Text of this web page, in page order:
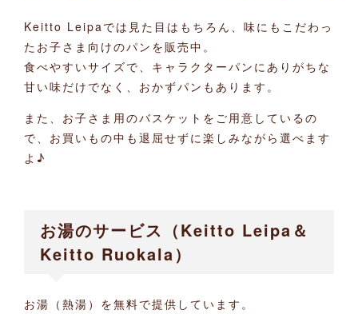
Keitto Leipaでは見た目はもちろん、味にもこだわっ
たお子さま向けのパンを販売中。
食べやすいサイズで、キャラクターパンにありがちな
甘い味だけでなく、おかずパンもあります。
また、お子さま用のバスケットをご用意しているの
で、お買いもの中も退屈せずに楽しみながら選べます
よ♪
お湯のサービス（Keitto Leipa＆
Keitto Ruokala）
お湯（熱湯）を無料で提供しています。